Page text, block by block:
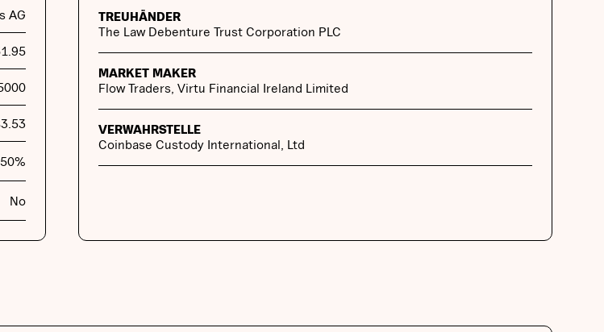
AG
3.53
%
No
TREUHÄNDER
The Law Debenture Trust Corporation PLC
MARKET MAKER
Flow Traders, Virtu Financial Ireland Limited
VERWAHRSTELLE
Coinbase Custody International, Ltd